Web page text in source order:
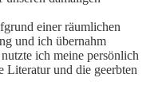
einer räumlichen
und ich übernahm
ich meine persönlich
Literatur und die geerbten